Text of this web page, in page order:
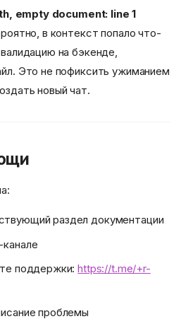
Проблемы установки
плагина IntelliJ
Сообщения не
отправляются
Ошибка: "Context length
to server"
Ошибка: "Index corrupted"
empty document: line 1
в контекст попало что-
на бэкенде,
Это не пофиксить ужиманием
новый чат.
раздел документации
поддержки:https://t.me/+r-
проблемы